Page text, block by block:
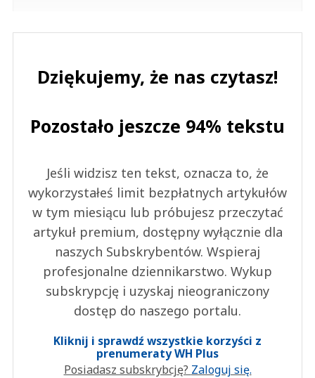
Dziękujemy, że nas czytasz!
Pozostało jeszcze 94% tekstu
Jeśli widzisz ten tekst, oznacza to, że
wykorzystałeś limit bezpłatnych artykułów
w tym miesiącu lub próbujesz przeczytać
artykuł premium, dostępny wyłącznie dla
naszych Subskrybentów. Wspieraj
profesjonalne dziennikarstwo. Wykup
subskrypcję i uzyskaj nieograniczony
dostęp do naszego portalu.
Kliknij i sprawdź wszystkie korzyści z
prenumeraty WH Plus
Posiadasz subskrybcję? Zaloguj się.